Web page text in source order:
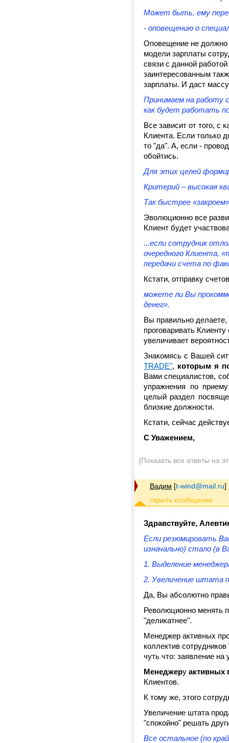
Может быть, ему
- оповещению о
Оповещение не должно
модели зарплаты
связи с данной
заинтересованным
зарплаты. И даст
Принимаем на работу
как будет работать
Все зависит от того, с
Клиента. Если только
то "да". А, если -
обойтись.
Для этих целей
Критерий – высокая
Так быстрее
Эволюционно все
Клиент будет
...если сотрудник
очередного Клиента,
передачи счета по
Кстати, отправку
можете ли Вы
денег».
Вы правильно
проговаривать
увеличивает
Знакомясь с Вашей
TRADE", которым я
Вами специалистов,
упражнения по
целый раздел
близкие должности.
Кстати, сейчас
С Уважением,
[Показать все ответы на
Вадим [t-wind@mail.ru]
Здравствуйте,
Если резюмировать
изначально) стало (в
1. Выделение
2. Увеличение штата
Да, Вы абсолютно
Революционно менять
"деликатнее".
Менеджер активных
коллектив
чуть что: заявление на
Менеджеру активных
Клиентов.
К тому же, этого
Увеличение штата
"спокойно" решать
Все остальное (по